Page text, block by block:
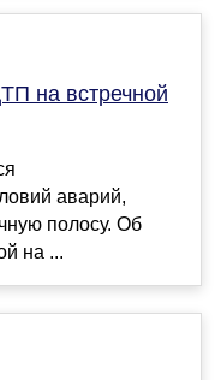
на встречной
аварий,
полосу. Об
на ...